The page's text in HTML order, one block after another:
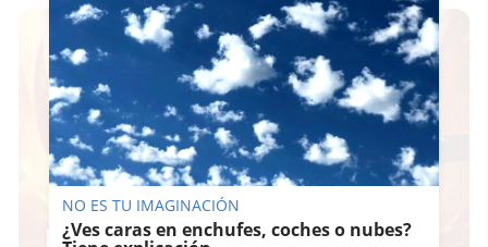
NO ES TU IMAGINACIÓN
¿Ves caras en enchufes, coches o nubes?